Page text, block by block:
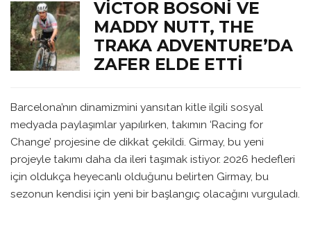
VICTOR BOSONI VE
MADDY NUTT, THE
TRAKA ADVENTURE’DA
ZAFER ELDE ETTI
Barcelona’nın dinamizmini yansıtan kitle ilgili sosyal
medyada paylaşımlar yapılırken, takımın ‘Racing for
Change’ projesine de dikkat çekildi. Girmay, bu yeni
projeyle takımı daha da ileri taşımak istiyor. 2026 hedefleri
için oldukça heyecanlı olduğunu belirten Girmay, bu
sezonun kendisi için yeni bir başlangıç olacağını vurguladı.